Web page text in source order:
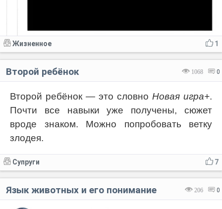
1
Жизненное
1068 0
Второй ребёнок
Второй ребёнок — это словно Новая игра+.
Почти все навыки уже получены, сюжет
вроде знаком. Можно попробовать ветку
злодея.
7
Супруги
206 0
Язык животных и его понимание